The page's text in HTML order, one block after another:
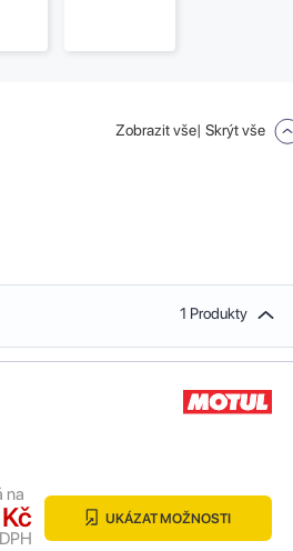
Zobrazit vše| Skrýt vše
1 Produkty
na
UKÁZAT MOŽNOSTI